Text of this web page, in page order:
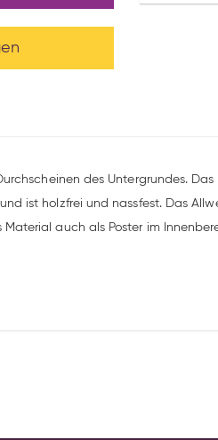
des Untergrundes.
ist holzfrei und nassfest. Das
auch als Poster im